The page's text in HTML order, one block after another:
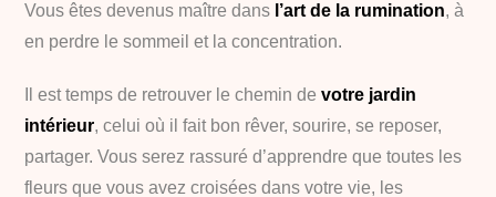
Vous êtes devenus maître dans l’art de la rumination, à
en perdre le sommeil et la concentration.
Il est temps de retrouver le chemin devotre jardin
intérieur, celui où il fait bon rêver, sourire, se reposer,
partager. Vous serez rassuré d’apprendre que toutes les
fleurs que vous avez croisées dans votre vie, les